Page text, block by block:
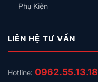
Phụ Kiện
LIÊN HỆ TƯ VẤN
Hotline: 0962.55.13.18